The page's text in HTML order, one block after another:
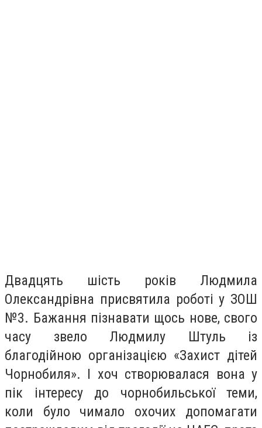
Двадцять шість років Людмила
Олександрівна присвятила роботі у ЗОШ
№3. Бажання пізнавати щось нове, свого
часу звело Людмилу Штуль із
благодійною організацією «Захист дітей
Чорнобиля». І хоч створювалася вона у
пік інтересу до чорнобильської теми,
коли було чимало охочих допомагати